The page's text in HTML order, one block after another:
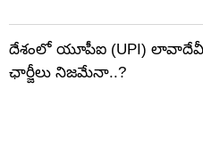
దేశంలో యూపీఐ (UPI)
ఛార్జీలు నిజమేనా..?